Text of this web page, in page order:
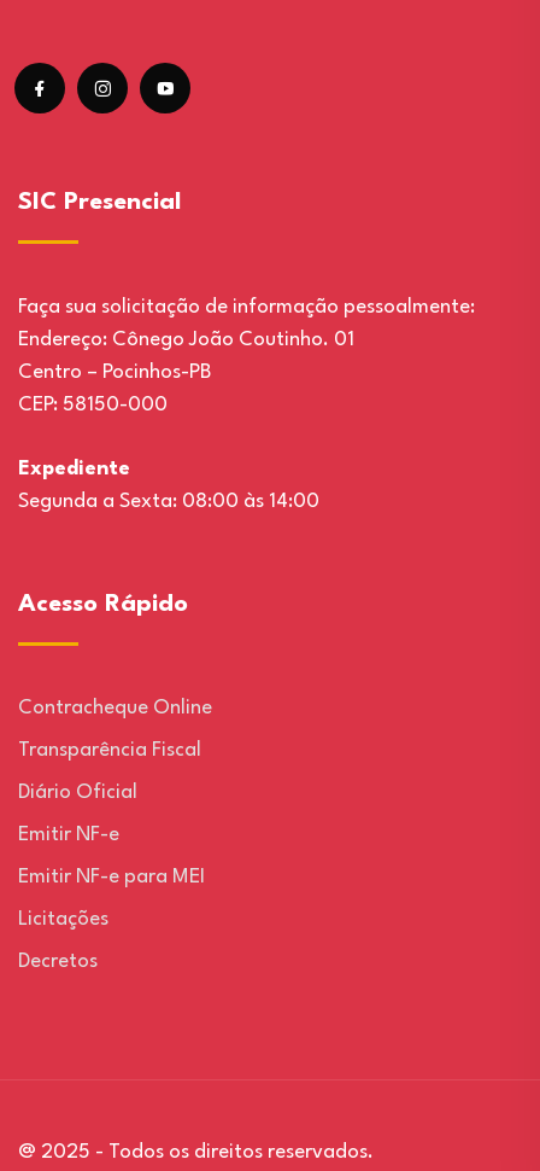
SIC Presencial
Faça sua solicitação de informação pessoalmente:
Endereço: Cônego João Coutinho. 01
Centro – Pocinhos-PB
CEP: 58150-000
Expediente
Segunda a Sexta: 08:00 às 14:00
Acesso Rápido
Contracheque Online
Transparência Fiscal
Diário Oficial
Emitir NF-e
Emitir NF-e para MEI
Licitações
Decretos
@ 2025 - Todos os direitos reservados.